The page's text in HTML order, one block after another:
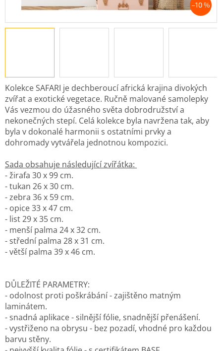
–10 %
Kolekce SAFARI je dechberoucí africká krajina divokých
zvířat a exotické vegetace. Ručně malované samolepky
Vás vezmou do úžasného světa dobrodružství a
nekonečných stepí. Celá kolekce byla navržena tak, aby
byla v dokonalé harmonii s ostatními prvky a
dohromady vytvářela jednotnou kompozici.
Sada obsahuje následující zvířátka:
- žirafa 30 x 99 cm.
- tukan 26 x 30 cm.
- zebra 36 x 59 cm.
- opice 33 x 47 cm.
- list 29 x 35 cm.
- menší palma 24 x 32 cm.
- střední palma 28 x 31 cm.
- větší palma 39 x 46 cm.
DŮLEŽITÉ PARAMETRY:
- odolnost proti poškrábání - zajištěno matným
laminátem.
- snadná aplikace - silnější fólie, snadnější přenášení.
- vystřiženo na obrysu - bez pozadí, vhodné pro každou
barvu stěny.